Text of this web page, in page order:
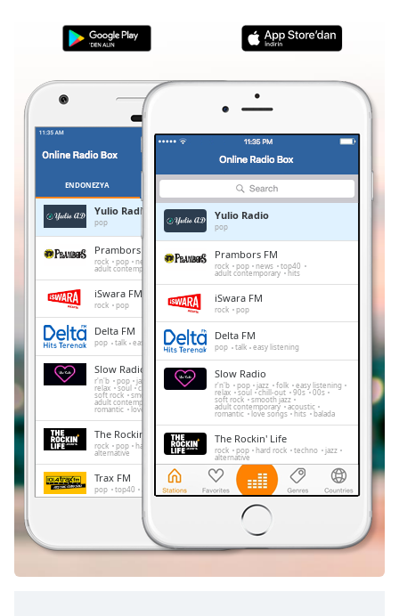
Duration-:-
0.00%
Stream
TypeLIVE
Seek to
LIVE
Remaining
Time-
Playback
Chapters
Chapters
Descriptions
descriptions
off,
Subtitles
subtitles
ENDONEZYA
Yulio Radio
pop
Prambors FM
rock pop news top40
adult contemporary
iSwara FM
rock pop
Delta FM
pop talk easy listening
Slow Radio
r'n'b pop jazz easy listening
relax soul chill-out 90s 00s
soft rock smooth jazz
adult contemporary
romantic love songs
The Rockin' Life
rock pop hard rock techno jazz
alternative
Trax FM
pop top40 adult contemporary
FeMale Radio
adult contemporary
Golden Memories
Yulio Radio
pop
Prambors FM
rock pop news top40
adult contemporary hits
iSwara FM
rock pop
Delta FM
pop talk easy listening
Slow Radio
r'n'b pop jazz folk easy listening
relax soul chill-out 90s 00s
soft rock smooth jazz
adult contemporary acoustic
romantic love songs hits balada
The Rockin' Life
rock pop hard rock techno jazz
alternative
Trax FM
pop top40 adult contemporary
FeMale Radio
adult contemporary
Golden Memories
soft rock hits